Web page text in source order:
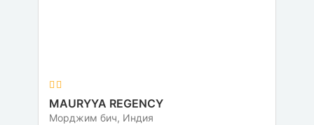
MAURYYA REGENCY
Морджим бич, Индия